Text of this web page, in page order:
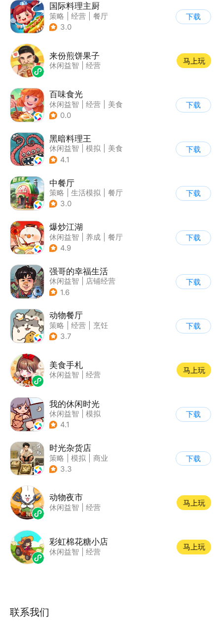
国际料理主厨
策略 经营
餐厅
| 学习教育
3.0
下载
来份煎饼果子
休闲益智 经营
马上玩
百味食光
休闲益智 经营
美食
| 卡通
0.0
下载
黑暗料理王
休闲益智 模拟
美食
| 卡通
4.1
下载
中餐厅
策略 生活模拟
餐厅
| 中餐厅
3.0
下载
爆炒江湖
休闲益智 养成
餐厅
| 萌系
4.9
下载
强哥的幸福生活
休闲益智
店铺经营
| 卡通
1.6
下载
动物餐厅
策略 经营
烹饪
| 宠物
3.7
下载
美食手札
休闲益智 经营
马上玩
我的休闲时光
休闲益智
模拟
4.1
下载
时光杂货店
策略 模拟
商业
| 童年
3.3
下载
动物夜市
休闲益智 经营
马上玩
彩虹棉花糖小店
休闲益智 经营
马上玩
联系我们